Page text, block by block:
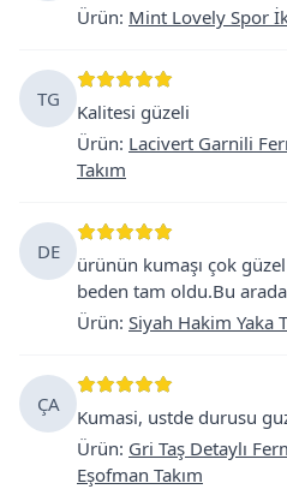
Ürün: Mint Lovely Spor
TG
Kalitesi güzeli
Ürün: Lacivert Garnili
Takım
DE
ürünün kumaşı çok
beden tam oldu.Bu
Ürün: Siyah Hakim Yaka
ÇA
Kumasi, ustde durusu
Ürün: Gri Taş Detaylı
Eşofman Takım